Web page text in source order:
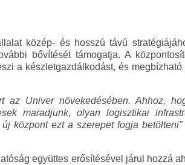
közép- és hosszú távú
bővítését támogatja. A
a készletgazdálkodást, és megbízható
az Univer növekedésében. Ahhoz,
maradjunk, olyan logisztikai
központ ezt a szerepet fogja betölteni"
együttes erősítésével járul hozzá